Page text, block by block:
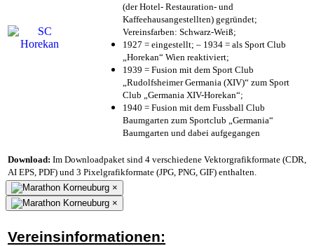
(der Hotel- Restauration- und
Kaffeehausangestellten) gegründet;
Vereinsfarben: Schwarz-Weiß;
1927 = eingestellt; – 1934 = als Sport Club
„Horekan“ Wien reaktiviert;
1939 = Fusion mit dem Sport Club
„Rudolfsheimer Germania (XIV)“ zum Sport
Club „Germania XIV-Horekan“;
1940 = Fusion mit dem Fussball Club
Baumgarten zum Sportclub „Germania“
Baumgarten und dabei aufgegangen
Download: Im Downloadpaket sind 4 verschiedene Vektorgrafikformate (CDR,
AI EPS, PDF) und 3 Pixelgrafikformate (JPG, PNG, GIF) enthalten.
×
×
Vereinsinformationen: